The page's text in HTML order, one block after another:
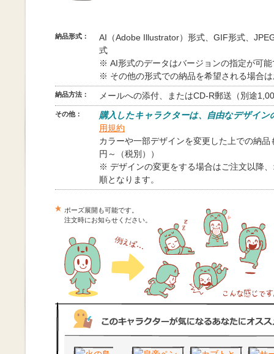
納品形式：
AI（Adobe Illustrator）形式、GIF形式、
式
※ AI形式のデータはバージョンの指定が可能
※ その他の形式での納品を希望される場合
納品方法： メールへの添付、またはCD-R郵送（別途
その他：
購入したキャラクターは、自由なデザイン
用規約
カラーや一部デザインを変更した上での納
円～（税別））
※ デザインの変更をする場合はご注文以降
順となります。
ポーズ展開も可能です。
注文時にお知らせください。